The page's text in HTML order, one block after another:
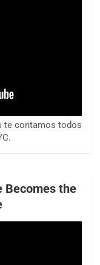
te contamos todos
Becomes the